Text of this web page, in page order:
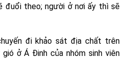
đuổi theo; người ở nơi ấy thì sẽ
đi khảo sát địa chất trên
ở Á Đinh của nhóm sinh viên